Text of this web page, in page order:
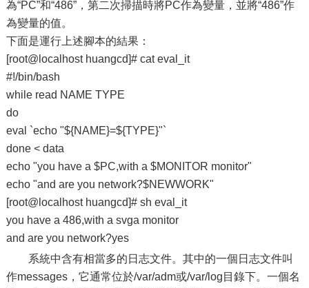
為“PC”和“486”，第二次掃描時將PC作為變量，並將“486”作
為變量的值。
下面是運行上述腳本的結果：
[root@localhost huangcd]# cat eval_it
#!/bin/bash
while read NAME TYPE
do
eval `echo "${NAME}=${TYPE}"`
done < data
echo "you have a $PC,with a $MONITOR monitor"
echo "and are you network?$NEWWORK"
[root@localhost huangcd]# sh eval_it
you have a 486,with a svga monitor
and are you network?yes
系統中含有相當多的日志文件。其中的一個日志文件叫
作messages，它通常位於/var/adm或/var/log目錄下。一個名